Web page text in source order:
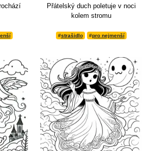
Přátelský duch poletuje v noci
kolem stromu
#strašidlo #pro nejmenší